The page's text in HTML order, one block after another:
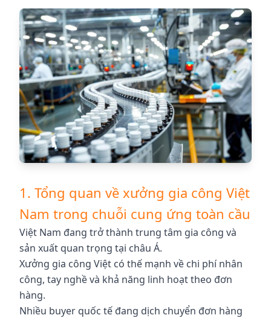
1. Tổng quan về xưởng gia công Việt
Nam trong chuỗi cung ứng toàn cầu
Việt Nam đang trở thành trung tâm gia công và
sản xuất quan trọng tại châu Á.
Xưởng gia công Việt có thế mạnh về chi phí nhân
công, tay nghề và khả năng linh hoạt theo đơn
hàng.
Nhiều buyer quốc tế đang dịch chuyển đơn hàng